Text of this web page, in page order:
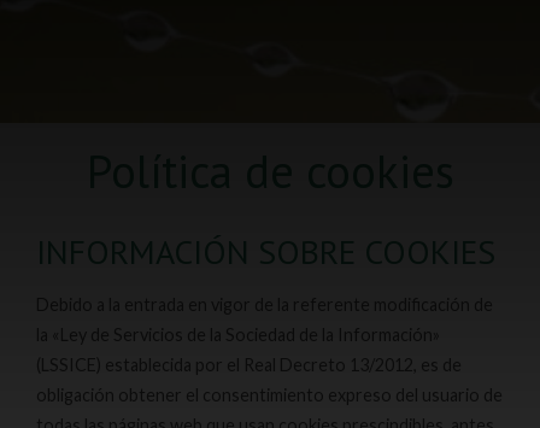
INFORMACIÓN SOBRE COOKIES
la «Ley de Servicios de la Sociedad de la Información»
(LSSICE) establecida por el Real Decreto 13/2012, es de
obligación obtener el consentimiento expreso del usuario de